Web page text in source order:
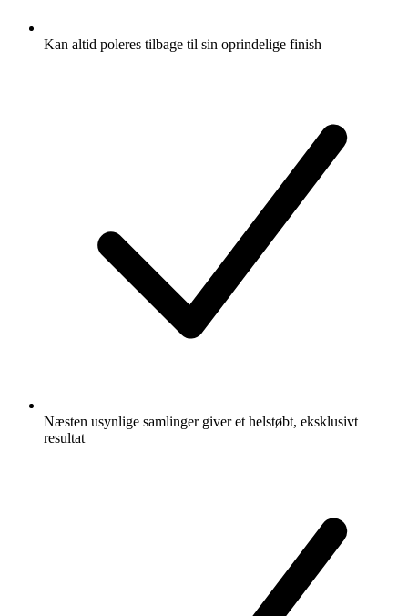
Kan altid poleres tilbage til sin oprindelige finish
Næsten usynlige samlinger giver et helstøbt, eksklusivt
resultat